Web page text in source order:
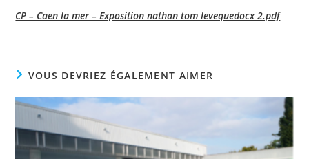
CP – Caen la mer – Exposition nathan tom levequedocx 2.pdf
VOUS DEVRIEZ ÉGALEMENT AIMER